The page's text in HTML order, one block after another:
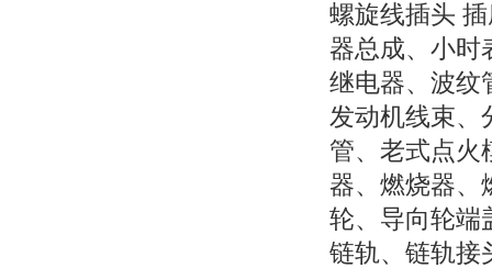
螺旋线插头
器总成、小时
继电器、波纹
发动机线束
管、老式点火
器、燃烧器、
轮、导向轮端
链轨、链轨接